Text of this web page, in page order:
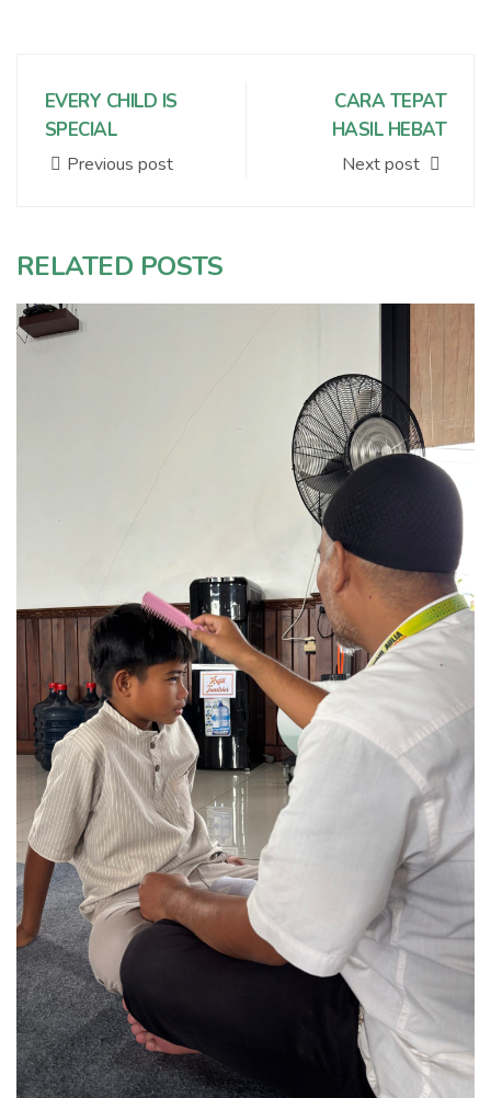
EVERY CHILD IS
SPECIAL
Previous post
CARA TEPAT
HASIL HEBAT
Next post
RELATED POSTS